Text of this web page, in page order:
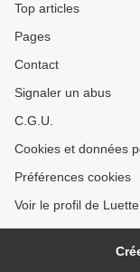
Top articles
Pages
Contact
Signaler un abus
C.G.U.
Cookies et données
Préférences cookies
Voir le profil de